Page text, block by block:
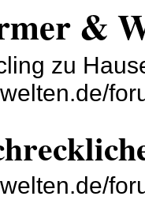
&
zu